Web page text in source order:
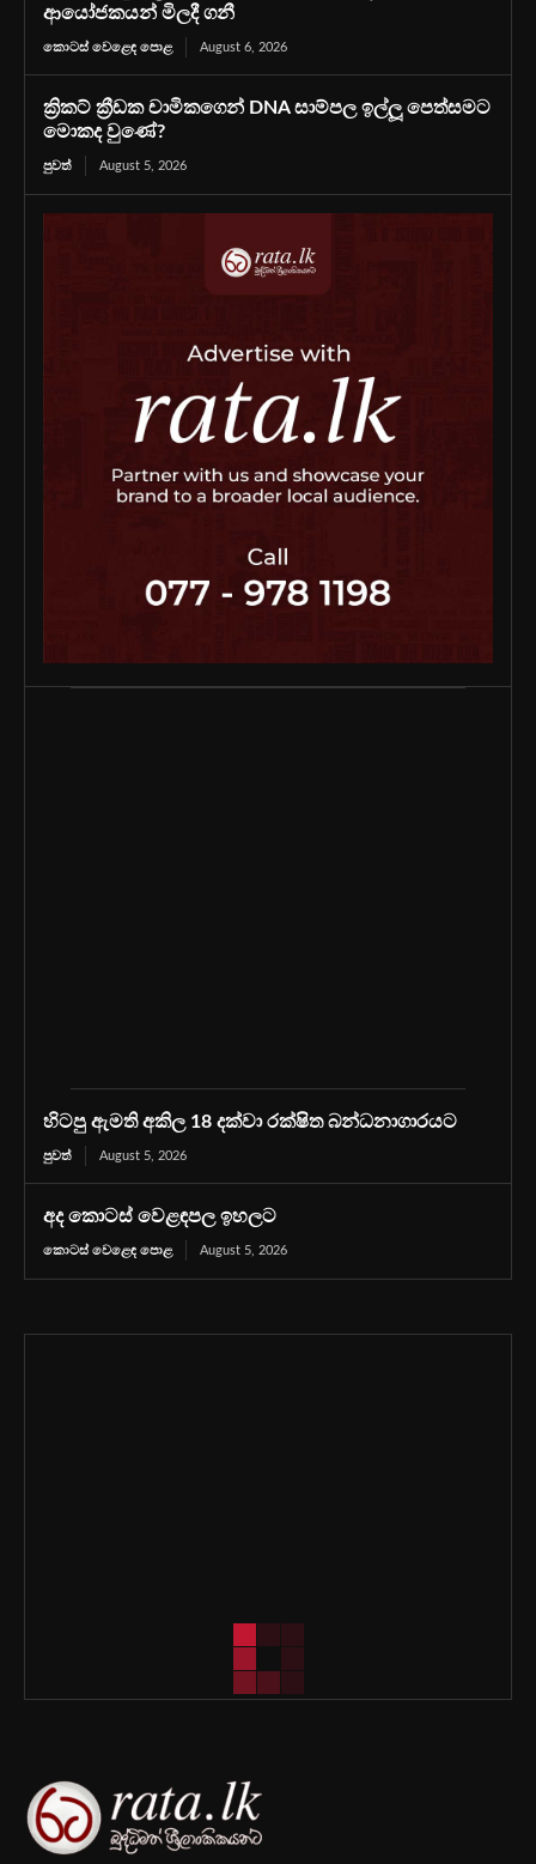
ආයෝජකයන් මිලදී ගනී
කොටස් වෙළෙඳ පොළ August 6, 2026
ක්‍රිකට් ක්‍රීඩක චාමිකගෙන් DNA සාම්පල ඉල්ලූ පෙත්සමට
මොකද වුණේ?
පුවත් August 5, 2026
හිටපු ඇමති අකිල 18 දක්වා රක්ෂිත බන්ධනාගාරයට
පුවත් August 5, 2026
අද කොටස් වෙළඳපල ඉහලට
කොටස් වෙළෙඳ පොළ August 5, 2026